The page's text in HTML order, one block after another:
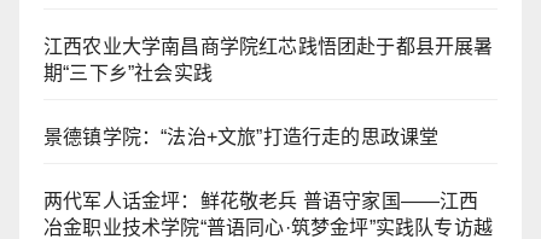
江西农业大学南昌商学院红芯践悟团赴于都县开展暑
期“三下乡”社会实践
景德镇学院：“法治+文旅”打造行走的思政课堂
两代军人话金坪：鲜花敬老兵 普语守家国——江西
冶金职业技术学院“普语同心·筑梦金坪”实践队专访越